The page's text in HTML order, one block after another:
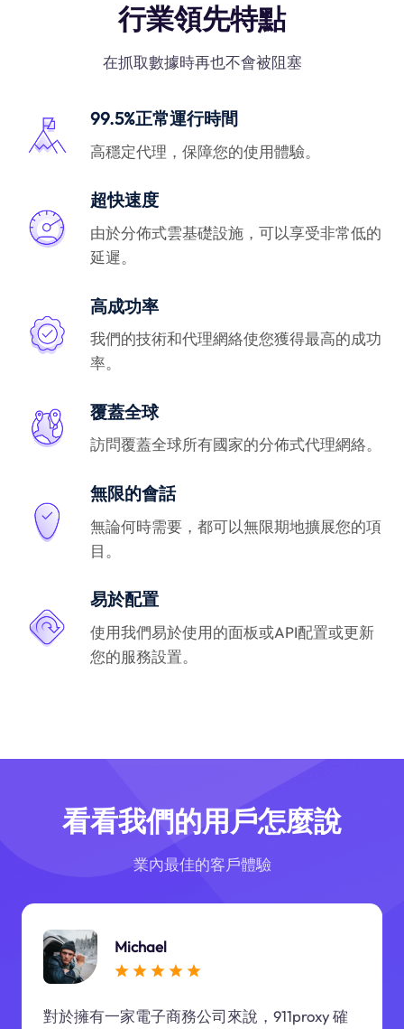
行業領先特點
在抓取數據時再也不會被阻塞
99.5%正常運行時間
高穩定代理，保障您的使用體驗。
超快速度
由於分佈式雲基礎設施，可以享受非常低的
延遲。
高成功率
我們的技術和代理網絡使您獲得最高的成功
率。
覆蓋全球
訪問覆蓋全球所有國家的分佈式代理網絡。
無限的會話
無論何時需要，都可以無限期地擴展您的項
目。
易於配置
使用我們易於使用的面板或API配置或更新
您的服務設置。
看看我們的用戶怎麼說
業內最佳的客戶體驗
Michael
對於擁有一家電子商務公司來說，911proxy 確